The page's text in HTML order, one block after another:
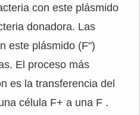
con este plásmido
donadora. Las
este plásmido (F")
El proceso más
es la transferencia del
célula F+ a una F .